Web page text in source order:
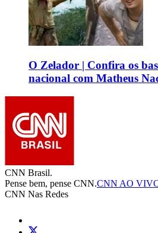
O Zelador | Confira os
nacional com Matheus
CNN Brasil.
Pense bem, pense CNN.CNN AO
CNN Nas Redes